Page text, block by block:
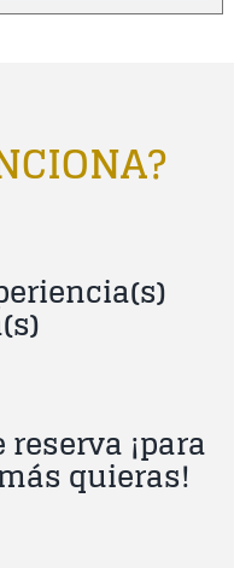
¡para
quieras!